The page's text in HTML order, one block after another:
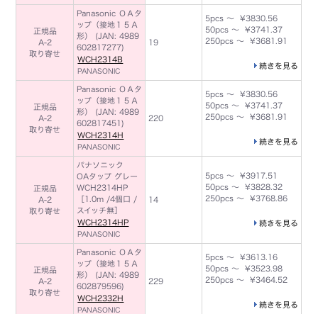
正規品
A-2
取り寄せ
Panasonic ＯＡタ
ップ（接地１５Ａ
形） (JAN: 4989
602817277)
WCH2314B
PANASONIC
19
5pcs ～ ¥3830.56
50pcs ～ ¥3741.37
250pcs ～ ¥3681.91
続きを見る
正規品
A-2
取り寄せ
Panasonic ＯＡタ
ップ（接地１５Ａ
形） (JAN: 4989
602817451)
WCH2314H
PANASONIC
220
5pcs ～ ¥3830.56
50pcs ～ ¥3741.37
250pcs ～ ¥3681.91
続きを見る
正規品
A-2
取り寄せ
パナソニック
OAタップ グレー
WCH2314HP
［1.0m /4個口 /
スイッチ無］
WCH2314HP
PANASONIC
14
5pcs ～ ¥3917.51
50pcs ～ ¥3828.32
250pcs ～ ¥3768.86
続きを見る
正規品
A-2
取り寄せ
Panasonic ＯＡタ
ップ（接地１５Ａ
形） (JAN: 4989
602879596)
WCH2332H
PANASONIC
229
5pcs ～ ¥3613.16
50pcs ～ ¥3523.98
250pcs ～ ¥3464.52
続きを見る